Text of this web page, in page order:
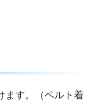
ます。（ベルト着